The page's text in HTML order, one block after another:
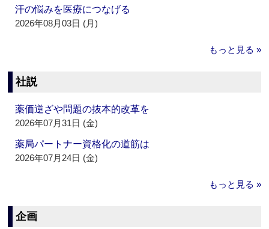
汗の悩みを医療につなげる
2026年08月03日 (月)
もっと見る »
社説
薬価逆ざや問題の抜本的改革を
2026年07月31日 (金)
薬局パートナー資格化の道筋は
2026年07月24日 (金)
もっと見る »
企画